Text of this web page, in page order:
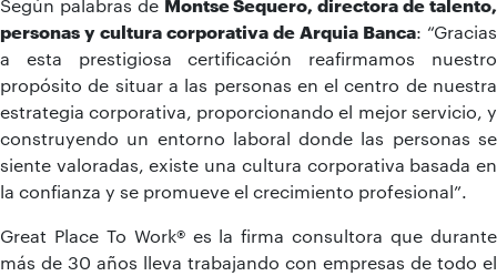
Según palabras de Montse Sequero, directora de talento,
personas y cultura corporativa de Arquia Banca: “Gracias
a esta prestigiosa certificación reafirmamos nuestro
propósito de situar a las personas en el centro de nuestra
estrategia corporativa, proporcionando el mejor servicio, y
construyendo un entorno laboral donde las personas se
siente valoradas, existe una cultura corporativa basada en
la confianza y se promueve el crecimiento profesional”.
Great Place To Work® es la firma consultora que durante
más de 30 años lleva trabajando con empresas de todo el